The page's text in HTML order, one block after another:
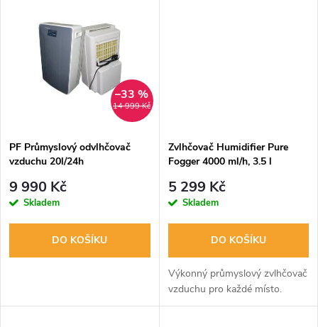
ů
14 999 Kč
–33 %
PF Průmyslový odvlhčovač
vzduchu 20l/24h
9 990 Kč
Skladem
DO KOŠÍKU
Zvlhčovač Humidifier Pure
Fogger 4000 ml/h, 3.5 l
5 299 Kč
Skladem
DO KOŠÍKU
Výkonný průmyslový zvlhčovač
vzduchu pro každé místo.